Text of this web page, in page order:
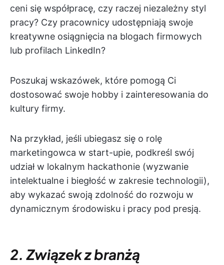
ceni się współpracę, czy raczej niezależny styl
pracy? Czy pracownicy udostępniają swoje
kreatywne osiągnięcia na blogach firmowych
lub profilach LinkedIn?
Poszukaj wskazówek, które pomogą Ci
dostosować swoje hobby i zainteresowania do
kultury firmy.
Na przykład, jeśli ubiegasz się o rolę
marketingowca w start-upie, podkreśl swój
udział w lokalnym hackathonie (wyzwanie
intelektualne i biegłość w zakresie technologii),
aby wykazać swoją zdolność do rozwoju w
dynamicznym środowisku i pracy pod presją.
2. Związek z branżą